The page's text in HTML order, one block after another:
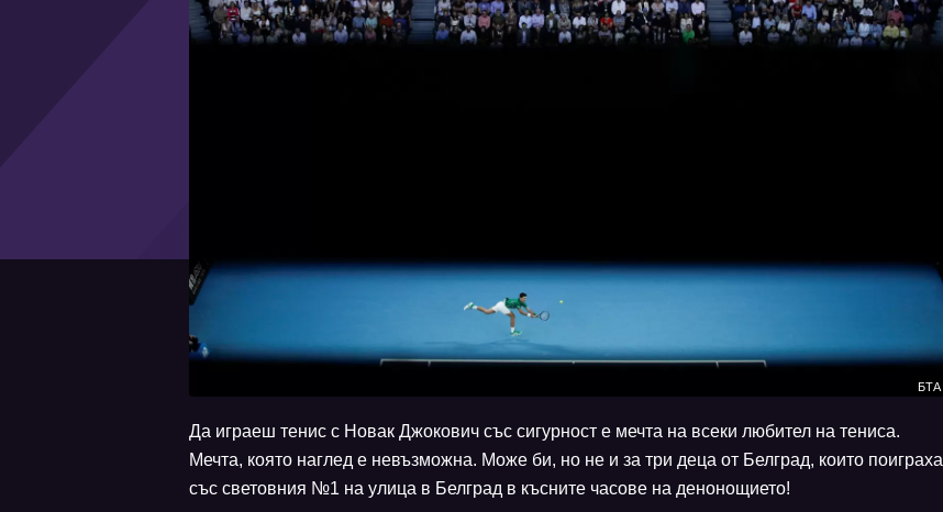
БТА
Да играеш тенис с Новак Джокович със сигурност е мечта на всеки любител на тениса.
Мечта, която наглед е невъзможна. Може би, но не и за три деца от Белград, които поиграха
със световния №1 на улица в Белград в късните часове на денонощието!